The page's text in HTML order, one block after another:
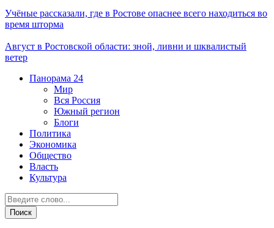
Учёные рассказали, где в Ростове опаснее всего находиться во
время шторма
Август в Ростовской области: зной, ливни и шквалистый
ветер
Панорама 24
Мир
Вся Россия
Южный регион
Блоги
Политика
Экономика
Общество
Власть
Культура